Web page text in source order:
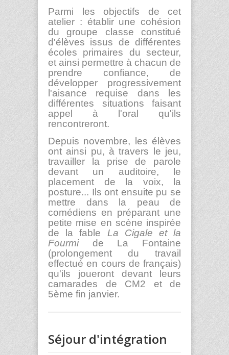
Parmi les objectifs de cet
atelier : établir une cohésion
du groupe classe constitué
d'élèves issus de différentes
écoles primaires du secteur,
et ainsi permettre à chacun de
prendre confiance, de
développer progressivement
l'aisance requise dans les
différentes situations faisant
appel à l'oral qu'ils
rencontreront.
Depuis novembre, les élèves
ont ainsi pu, à travers le jeu,
travailler la prise de parole
devant un auditoire, le
placement de la voix, la
posture... Ils ont ensuite pu se
mettre dans la peau de
comédiens en préparant une
petite mise en scène inspirée
de la fable La Cigale et la
Fourmide La Fontaine
(prolongement du travail
effectué en cours de français)
qu'ils joueront devant leurs
camarades de CM2 et de
5ème fin janvier.
Séjour d'intégration